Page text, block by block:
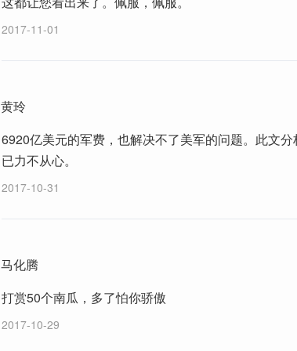
2017-11-01
黄玲
6920亿美元的军费，也解决不了美军的问题。此文
已力不从心。
2017-10-31
马化腾
打赏50个南瓜，多了怕你骄傲
2017-10-29